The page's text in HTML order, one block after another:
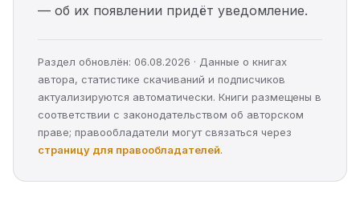
— об их появлении придёт уведомление.
Раздел обновлён: 06.08.2026 · Данные о книгах
автора, статистике скачиваний и подписчиков
актуализируются автоматически. Книги размещены в
соответствии с законодательством об авторском
праве; правообладатели могут связаться через
страницу для правообладателей.